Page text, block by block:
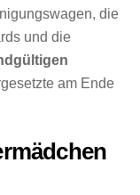
die
und die
am Ende